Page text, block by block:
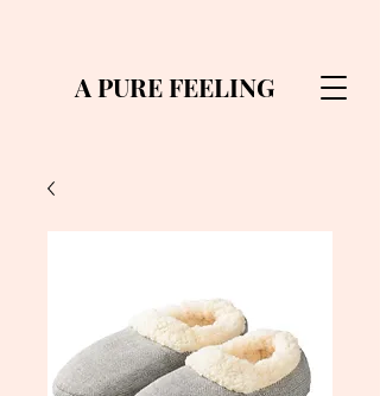
A PURE FEELING